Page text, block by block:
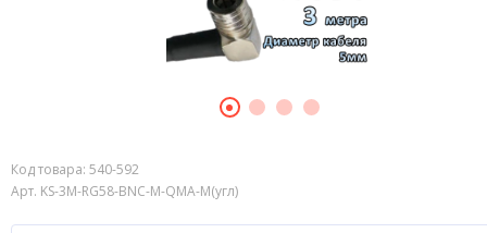
Код товара: 540-592
Арт. KS-3M-RG58-BNC-M-QMA-M(угл)